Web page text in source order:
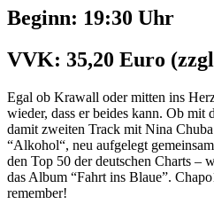
Beginn: 19:30 Uhr
VVK: 35,20 Euro
Egal ob Krawall oder mitten ins
wieder, dass er beides kann. Ob mit
damit zweiten Track mit Nina
“Alkohol“, neu aufgelegt
den Top 50 der deutschen Charts –
das Album “Fahrt ins Blaue”.
remember!